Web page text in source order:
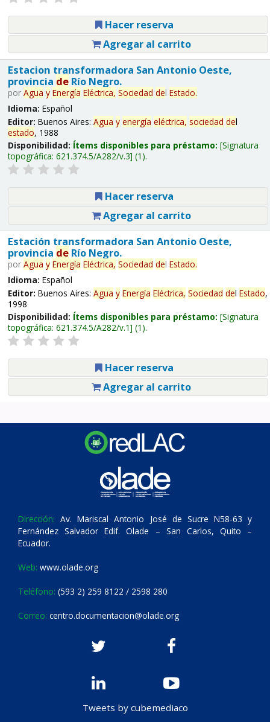
Hacer reserva
Agregar al carrito
Estacion transformadora San Antonio Oeste,
provincia deRío Negro.
por Agua y Energía Eléctrica, Sociedad del Estado.
Idioma: Español
Editor: Buenos Aires: Agua y energía eléctrica, sociedad del
estado, 1988
Disponibilidad: Ítems disponibles para préstamo: Signatura
topográfica: 621.374.5/A282/v.3 (1).
Hacer reserva
Agregar al carrito
Estación transformadora San Antonio Oeste,
provincia deRío Negro.
por Agua y Energía Eléctrica, Sociedad del Estado.
Idioma: Español
Editor: Buenos Aires: Agua y Energía Eléctrica, Sociedad del Estado,
1998
Disponibilidad: Ítems disponibles para préstamo: Signatura
topográfica: 621.374.5/A282/v.1 (1).
Hacer reserva
Agregar al carrito
Dirección: Av. Mariscal Antonio José de Sucre N58-63 y
Fernández Salvador Edif. Olade – San Carlos, Quito –
Ecuador.
Web: www.olade.org
Teléfono: (593 2) 259 8122 / 2598 280
Correo: centro.documentacion@olade.org
Tweets by cubemediaco